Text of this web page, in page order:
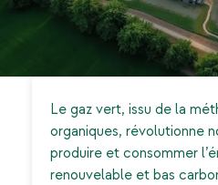
Le gaz vert, issu de la
organiques, révolutionne
produire et consommer
renouvelable et bas